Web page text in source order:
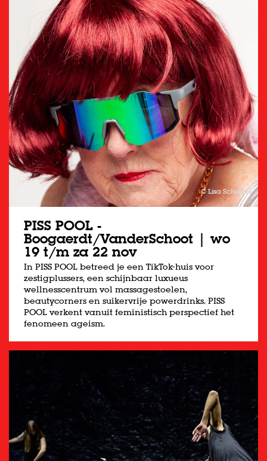
© Lisa Schamlé
PISS POOL -
Boogaerdt/VanderSchoot | wo
19 t/m za 22 nov
In PISS POOL betreed je een TikTok-huis voor
zestigplussers, een schijnbaar luxueus
wellnesscentrum vol massagestoelen,
beautycorners en suikervrije powerdrinks. PISS
POOL verkent vanuit feministisch perspectief het
fenomeen ageism.